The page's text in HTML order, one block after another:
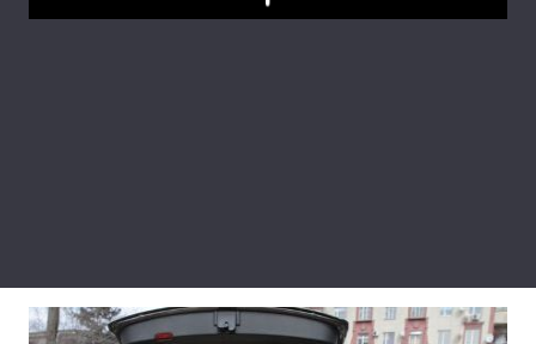
Архів Вакансії
Play